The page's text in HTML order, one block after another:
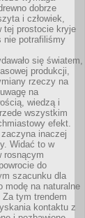
dobrze
i człowiek,
tej prostocie kryje
nie potrafiliśmy
się światem,
produkcji,
rzeczy na
na
wiedzą i
wszystkim
efekt.
inaczej
Widać to w
rosnącym
do
szacunku dla
modę na naturalne
tym trendem
kontaktu z